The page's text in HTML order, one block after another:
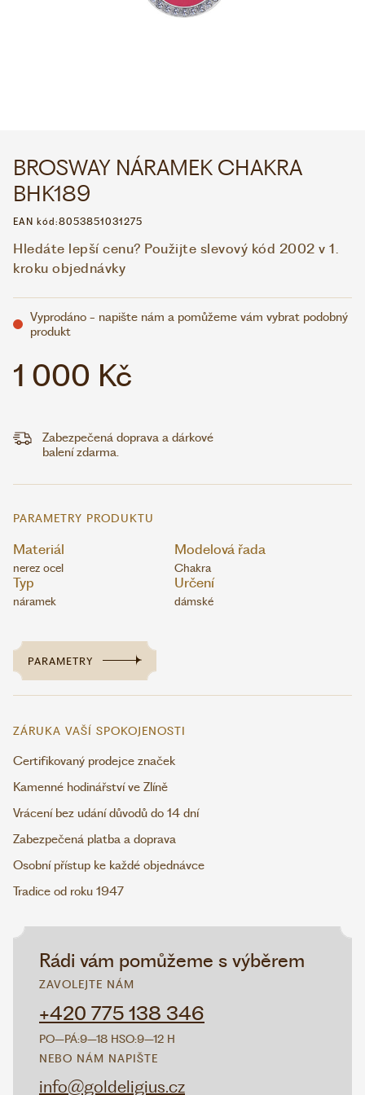
Rádi vám pomůžeme s výběrem
ZAVOLEJTE NÁM
+420 775 138 346
PO–PÁ:9–18 HSO:9–12 H
NEBO NÁM NAPIŠTE
info@goldeligius.cz
BROSWAY NÁRAMEK CHAKRA
BHK189
EAN kód:8053851031275
Hledáte lepší cenu? Použijte slevový kód 2002 v 1.
kroku objednávky
Vyprodáno - napište nám a pomůžeme vám vybrat podobný
produkt
1 000 Kč
Zabezpečená doprava a dárkové
balení zdarma.
PARAMETRY PRODUKTU
Materiál
nerez ocel
Modelová řada
Chakra
Typ
náramek
Určení
dámské
PARAMETRY
ZÁRUKA VAŠÍ SPOKOJENOSTI
Certifikovaný prodejce značek
Kamenné hodinářství ve Zlíně
Vrácení bez udání důvodů do 14 dní
Zabezpečená platba a doprava
Osobní přístup ke každé objednávce
Tradice od roku 1947